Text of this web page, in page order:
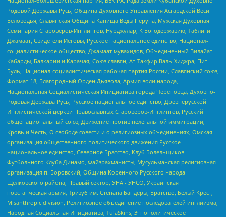
Родовой Державы Русь, Община Духовного Управления Асгардской Веси
Беловодья, Славянская Община Капища Веды Перуна, Мужская Духовная
Семинария Староверов-Инглингов, Нурджулар, К Богодержавию, Таблиги
Джамаат, Свидетели Иеговы, Русское национальное единство, Национал-
социалистическое общество, Джамаат мувахидов, Объединенный Вилайат
Кабарды, Балкарии и Карачая, Союз славян, Ат-Такфир Валь-Хиджра, Пит
Буль, Национал-социалистическая рабочая партия России, Славянский союз,
Формат-18, Благородный Орден Дьявола, Армия воли народа,
Национальная Социалистическая Инициатива города Череповца, Духовно-
Родовая Держава Русь, Русское национальное единство, Древнерусской
Инглистической церкви Православных Староверов-Инглингов, Русский
общенациональный союз, Движение против нелегальной иммиграции,
Кровь и Честь, О свободе совести и о религиозных объединениях, Омская
организация общественного политического движения Русское
национальное единство, Северное Братство, Клуб Болельщиков
Футбольного Клуба Динамо, Файзрахманисты, Мусульманская религиозная
организация п. Боровский, Община Коренного Русского народа
Щелковского района, Правый сектор, УНА - УНСО, Украинская
повстанческая армия, Тризуб им. Степана Бандеры, Братство, Белый Крест,
Misanthropic division, Религиозное объединение последователей инглиизма,
Народная Социальная Инициатива, TulaSkins, Этнополитическое